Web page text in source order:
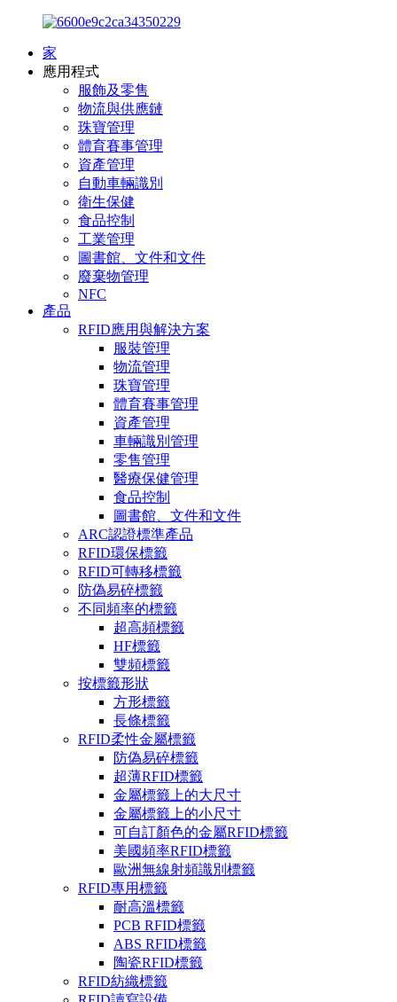
家
應用程式
服飾及零售
物流與供應鏈
珠寶管理
體育賽事管理
資產管理
自動車輛識別
衛生保健
食品控制
工業管理
圖書館、文件和文件
廢棄物管理
NFC
產品
RFID應用與解決方案
服裝管理
物流管理
珠寶管理
體育賽事管理
資產管理
車輛識別管理
零售管理
醫療保健管理
食品控制
圖書館、文件和文件
ARC認證標準產品
RFID環保標籤
RFID可轉移標籤
防偽易碎標籤
不同頻率的標籤
超高頻標籤
HF標籤
雙頻標籤
按標籤形狀
方形標籤
長條標籤
RFID柔性金屬標籤
防偽易碎標籤
超薄RFID標籤
金屬標籤上的大尺寸
金屬標籤上的小尺寸
可自訂顏色的金屬RFID標籤
美國頻率RFID標籤
歐洲無線射頻識別標籤
RFID專用標籤
耐高溫標籤
PCB RFID標籤
ABS RFID標籤
陶瓷RFID標籤
RFID紡織標籤